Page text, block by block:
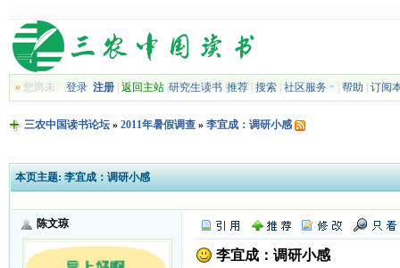
»您尚未 登录 注册| 返回主站| 研究生读书| 推荐| 搜索| 社区服务 帮助 订阅
三农中国读书论坛» 2011年暑假调查» 李宜成：调研小感
本页主题: 李宜成：调研小感
陈文琼
李宜成：调研小感